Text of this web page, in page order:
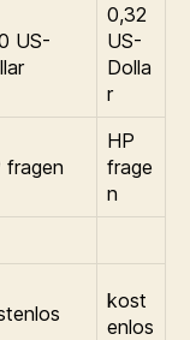
US-
0,32
US-
Dolla
r
fragen
HP
frage
n
kost
enlos